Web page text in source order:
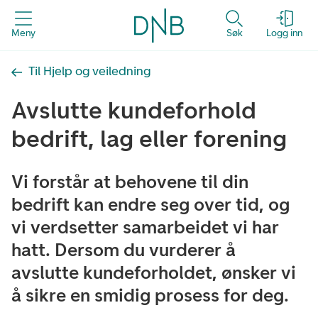
Meny Søk Logg inn
Til Hjelp og veiledning
Avslutte kundeforhold
bedrift, lag eller forening
Vi forstår at behovene til din
bedrift kan endre seg over tid, og
vi verdsetter samarbeidet vi har
hatt. Dersom du vurderer å
avslutte kundeforholdet, ønsker vi
å sikre en smidig prosess for deg.